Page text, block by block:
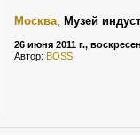
Москва, Музей
26 июня 2011 г.,
Автор: BOSS